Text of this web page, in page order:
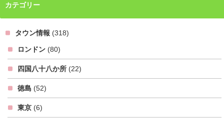
カテゴリー
タウン情報 (318)
ロンドン (80)
四国八十八か所 (22)
徳島 (52)
東京 (6)